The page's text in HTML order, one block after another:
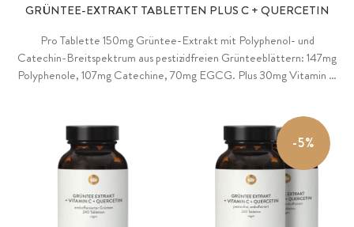
GRÜNTEE-EXTRAKT TABLETTEN PLUS C + QUERCETIN
Pro Tablette 150mg Grüntee-Extrakt mit Polyphenol- und
Catechin-Breitspektrum aus pestizidfreien Grünteeblättern: 147mg
Polyphenole, 107mg Catechine, 70mg EGCG. Plus 30mg Vitamin C
Akazienfaser ohne übliche Presshilfen oder weitere Zusatzstoffe.
-5%